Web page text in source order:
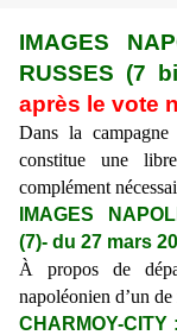
IMAGES
RUSSES (7
après le vote
Dans la
constitue une
complément
IMAGES
(7)- du 27 mars
À propos de
napoléonien d’un
CHARMOY-CITY